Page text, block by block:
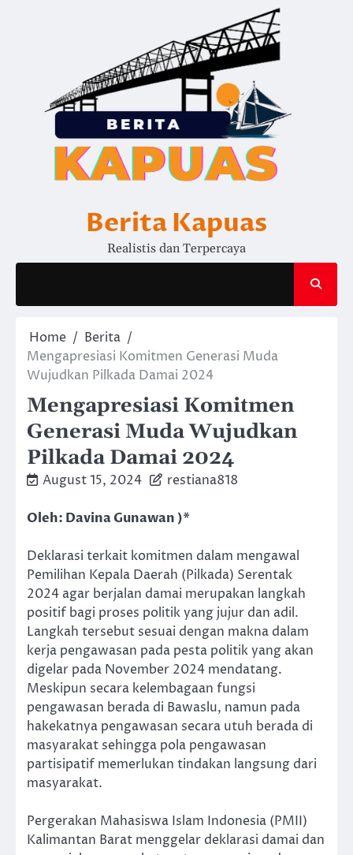
Berita Kapuas
Realistis dan Terpercaya
Home
Berita
Mengapresiasi Komitmen Generasi Muda
Wujudkan Pilkada Damai 2024
Mengapresiasi Komitmen
Generasi Muda Wujudkan
Pilkada Damai 2024
August 15, 2024 restiana818
Oleh: Davina Gunawan )*
Deklarasi terkait komitmen dalam mengawal
Pemilihan Kepala Daerah (Pilkada) Serentak
2024 agar berjalan damai merupakan langkah
positif bagi proses politik yang jujur dan adil.
Langkah tersebut sesuai dengan makna dalam
kerja pengawasan pada pesta politik yang akan
digelar pada November 2024 mendatang.
Meskipun secara kelembagaan fungsi
pengawasan berada di Bawaslu, namun pada
hakekatnya pengawasan secara utuh berada di
masyarakat sehingga pola pengawasan
partisipatif memerlukan tindakan langsung dari
masyarakat.
Pergerakan Mahasiswa Islam Indonesia (PMII)
Kalimantan Barat menggelar deklarasi damai dan